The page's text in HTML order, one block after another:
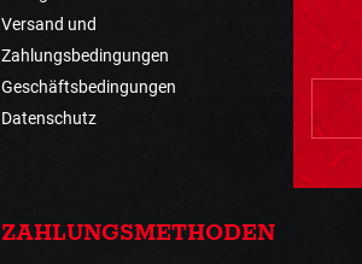
Versand und
Zahlungsbedingungen
Geschäftsbedingungen
Datenschutz
ZAHLUNGSMETHODEN